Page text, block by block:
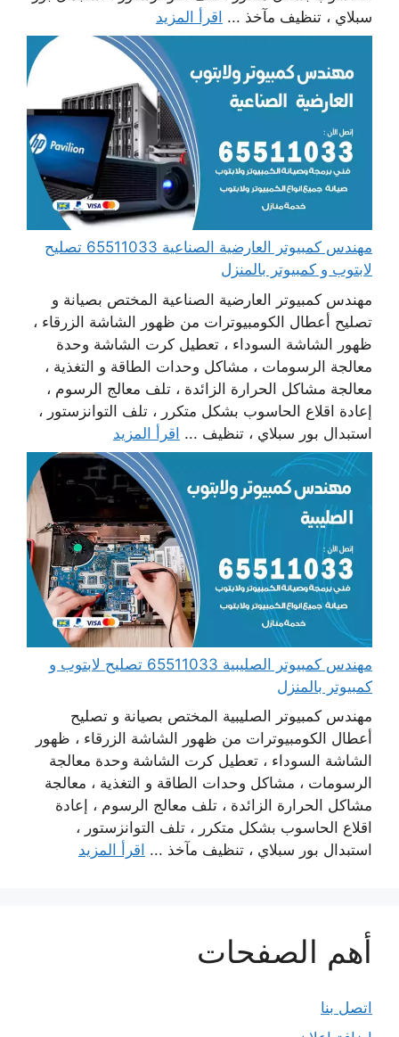
سبلاي ، تنظيف مآخذ ... اقرأ المزيد
مهندس كمبيوتر العارضية الصناعية 65511033 تصليح
لابتوب و كمبيوتر بالمنزل
مهندس كمبيوتر العارضية الصناعية المختص بصيانة و
تصليح أعطال الكومبيوترات من ظهور الشاشة الزرقاء ،
ظهور الشاشة السوداء ، تعطيل كرت الشاشة وحدة
معالجة الرسومات ، مشاكل وحدات الطاقة و التغذية ،
معالجة مشاكل الحرارة الزائدة ، تلف معالج الرسوم ،
إعادة اقلاع الحاسوب بشكل متكرر ، تلف التوانزستور ،
استبدال بور سبلاي ، تنظيف ... اقرأ المزيد
مهندس كمبيوتر الصليبية 65511033 تصليح لابتوب و
كمبيوتر بالمنزل
مهندس كمبيوتر الصليبية المختص بصيانة و تصليح
أعطال الكومبيوترات من ظهور الشاشة الزرقاء ، ظهور
الشاشة السوداء ، تعطيل كرت الشاشة وحدة معالجة
الرسومات ، مشاكل وحدات الطاقة و التغذية ، معالجة
مشاكل الحرارة الزائدة ، تلف معالج الرسوم ، إعادة
اقلاع الحاسوب بشكل متكرر ، تلف التوانزستور ،
استبدال بور سبلاي ، تنظيف مآخذ ... اقرأ المزيد
أهم الصفحات
اتصل بنا